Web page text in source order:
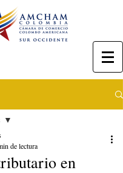
en
de lectura